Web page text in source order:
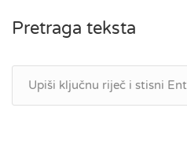
Pretraga teksta